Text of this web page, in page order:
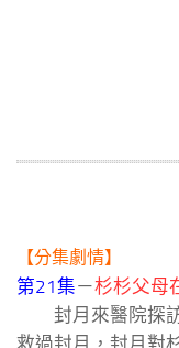
【分集劇情】
第21集－杉杉父母
封月來醫院探訪